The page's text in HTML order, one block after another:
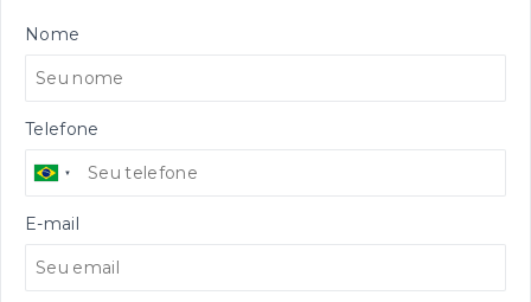
Nome
Telefone
E-mail